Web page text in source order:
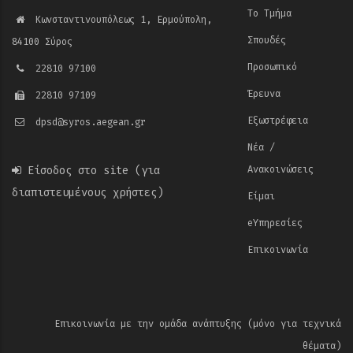
Κωνσταντινουπόλεως 1, Ερμούπολη,
84100 Σύρος
22810 97100
22810 97109
dpsd@syros.aegean.gr
Είσοδος στο site (για
διαπιστευμένους χρήστες)
Το Τμήμα
Σπουδές
Προσωπικό
Έρευνα
Εξωστρέφεια
Νέα /
Ανακοινώσεις
Είμαι
eΥπηρεσίες
Επικοινωνία
Επικοινωνία με την ομάδα ανάπτυξης (μόνο για τεχνικά
θέματα)